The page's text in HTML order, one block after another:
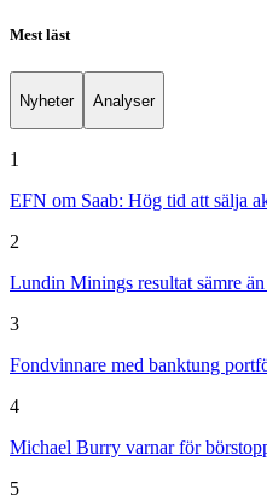
Mest läst
Nyheter Analyser
1
EFN om Saab: Hög tid att sälja
2
Lundin Minings resultat sämre
3
Fondvinnare med banktung
4
Michael Burry varnar för
5